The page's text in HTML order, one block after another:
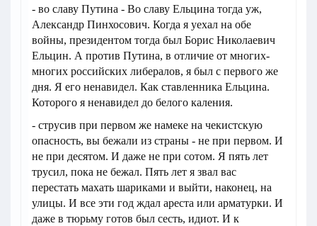
- во славу Путина - Во славу Ельцина тогда уж,
Александр Пинхосович. Когда я уехал на обе
войны, президентом тогда был Борис Николаевич
Ельцин. А против Путина, в отличие от многих-
многих российских либералов, я был с первого же
дня. Я его ненавидел. Как ставленника Ельцина.
Которого я ненавидел до белого каления.
- струсив при первом же намеке на чекистскую
опасность, вы бежали из страны - не при первом. И
не при десятом. И даже не при сотом. Я пять лет
трусил, пока не бежал. Пять лет я звал вас
перестать махать шариками и выйти, наконец, на
улицы. И все эти год ждал ареста или арматурки. И
даже в тюрьму готов был сесть, идиот. И к